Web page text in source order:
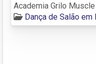
Academia Grilo Muscle
Dança de Salão em